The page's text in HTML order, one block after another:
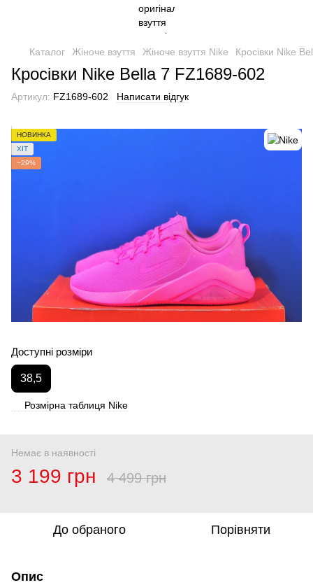
Каталог Жіноче взуття Жіноче взуття Nike Кросівки Nike
Кросівки Nike Bella 7 FZ1689-602
Артикул: FZ1689-602 Написати відгук
НОВИНКА
ХІТ
−29%
Доступні розміри
38,5
Розмірна таблиця Nike
Немає в наявності
3 199 грн 4 499 грн
До обраного Порівняти
Опис